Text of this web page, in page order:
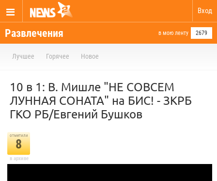
Вход
Развлечения в мою ленту 2679
Лучшее Горячее Новое
10 в 1: В. Мишле "НЕ СОВСЕМ
ЛУННАЯ СОНАТА" на БИС! - ЗКРБ
ГКО РБ/Евгений Бушков
отметили
8
в архиве